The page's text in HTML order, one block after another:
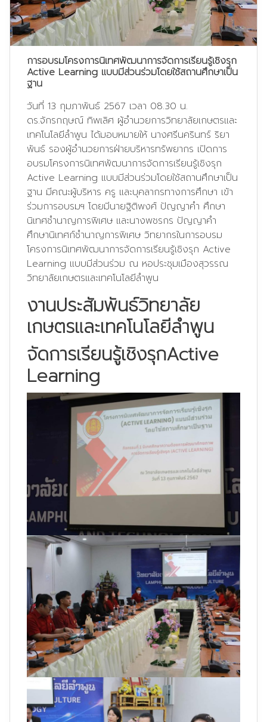
การอบรมโครงการนิเทศพัฒนาการจัดการเรียนรู้เชิงรุก
Active Learning แบบมีส่วนร่วมโดยใช้สถานศึกษาเป็น
ฐาน
วันที่ 13 กุมภาพันธ์ 2567 เวลา 08.30 น.
ดร.จักรกฤษณ์ ทิพเลิศ ผู้อำนวยการวิทยาลัยเกษตรและ
เทคโนโลยีลำพูน ได้มอบหมายให้ นางศรีนครินทร์ ริยา
พันธ์ รองผู้อำนวยการฝ่ายบริหารทรัพยากร เปิดการ
อบรมโครงการนิเทศพัฒนาการจัดการเรียนรู้เชิงรุก
Active Learning แบบมีส่วนร่วมโดยใช้สถานศึกษาเป็น
ฐาน มีคณะผู้บริหาร ครู และบุคลากรทางการศึกษา เข้า
ร่วมการอบรมฯ โดยมีนายฐิติพงศ์ ปัญญาคำ ศึกษา
นิเทศชำนาญการพิเศษ และนางพชรกร ปัญญาคำ
ศึกษานิเทศก์ชำนาญการพิเศษ วิทยากรในการอบรม
โครงการนิเทศพัฒนาการจัดการเรียนรู้เชิงรุก Active
Learning แบบมีส่วนร่วม ณ หอประชุมเมืองสุวรรณ
วิทยาลัยเกษตรและเทคโนโลยีลำพูน
งานประสัมพันธ์วิทยาลัย
เกษตรและเทคโนโลยีลำพูน
จัดการเรียนรู้เชิงรุกActive
Learning